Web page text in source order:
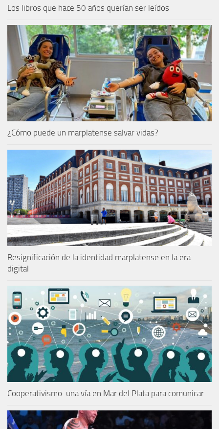
Los libros que hace 50 años querían ser leídos
¿Cómo puede un marplatense salvar vidas?
Resignificación de la identidad marplatense en la era
digital
Cooperativismo: una vía en Mar del Plata para comunicar